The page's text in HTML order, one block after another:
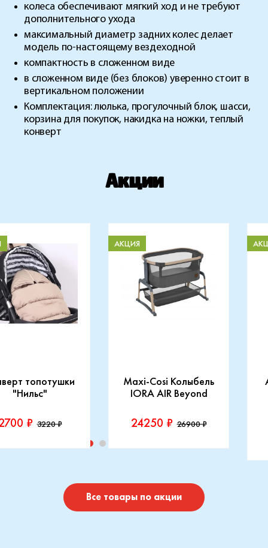
колеса обеспечивают мягкий ход и не требуют
дополнительного ухода
максимальный диаметр задних колес делает
модель по-настоящему вездеходной
компактность в сложенном виде
в сложенном виде (без блоков) уверенно стоит в
вертикальном положении
Комплектация: люлька, прогулочный блок, шасси,
корзина для покупок, накидка на ножки, теплый
конверт
Акции
топотушки
"Нильс"
₽ 3220 ₽
Maxi-Cosi Колыбель
IORA AIR Beyond
АКЦИЯ
24250 ₽ 26900 ₽
Производитель::
Купить
Все товары по акции